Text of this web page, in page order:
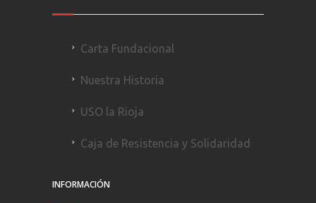
Carta Fundacional
Nuestra Historia
USO la Rioja
Caja de Resistencia y Solidaridad
INFORMACIÓN